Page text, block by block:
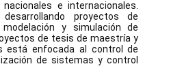
e internacionales.
proyectos de
y simulación de
de tesis de maestría y
está enfocada al control de
de sistemas y control